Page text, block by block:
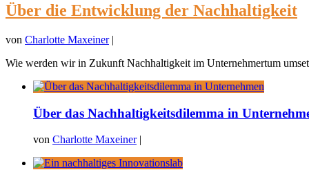
Über die Entwicklung der Nachhaltigkeit
von Charlotte Maxeiner|
Wie werden wir in Zukunft Nachhaltigkeit im Unternehmertum
Über das Nachhaltigkeitsdilemma in
von Charlotte Maxeiner|